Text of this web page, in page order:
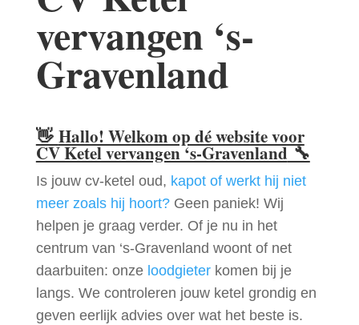
vervangen ‘s-
Gravenland
👋 Hallo! Welkom op dé website voor
CV Ketel vervangen ‘s-Gravenland🔧
Is jouw cv-ketel oud, kapot of werkt hij niet
meer zoals hij hoort?Geen paniek! Wij
helpen je graag verder. Of je nu in het
centrum van ‘s-Gravenland woont of net
daarbuiten: onze loodgieterkomen bij je
langs. We controleren jouw ketel grondig en
geven eerlijk advies over wat het beste is.